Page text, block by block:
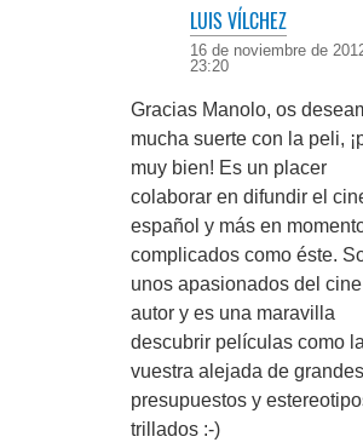
LUIS VÍLCHEZ
16 de noviembre de
23:20
Gracias Manolo, os
mucha suerte con la peli,
muy bien! Es un placer
colaborar en difundir el
español y más en
complicados como éste.
unos apasionados del
autor y es una maravilla
descubrir películas como la
vuestra alejada de grandes
presupuestos y
trillados :-)